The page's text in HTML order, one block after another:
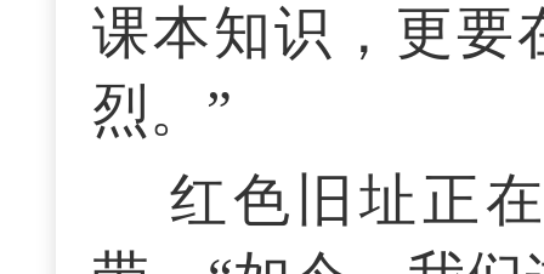
课本知识，更要
烈。”
红色旧址正